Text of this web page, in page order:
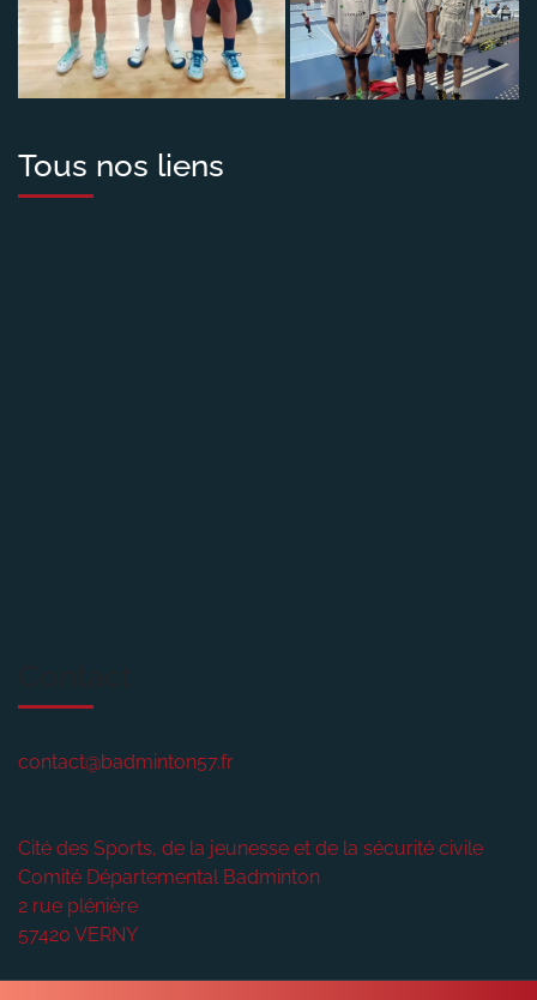
Tous nos liens
contact@badminton57.fr
Cité des Sports, de la jeunesse et de la sécurité civile
Comité Départemental Badminton
2 rue plénière
57420 VERNY